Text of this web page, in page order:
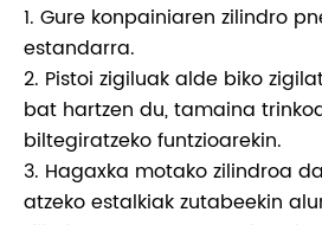
1. Gure konpainiaren zilindro
estandarra.
2. Pistoi zigiluak alde biko
bat hartzen du, tamaina
biltegiratzeko funtzioarekin.
3. Hagaxka motako zilindroa
atzeko estalkiak zutabeekin